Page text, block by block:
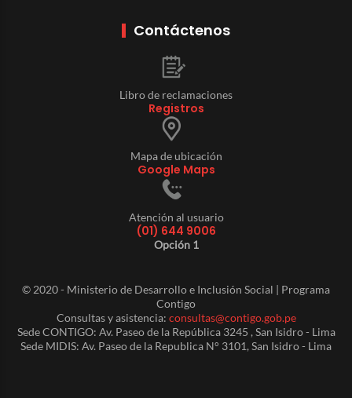
Contáctenos
Libro de reclamaciones
Registros
Mapa de ubicación
Google Maps
Atención al usuario
(01) 644 9006
Opción 1
© 2020 - Ministerio de Desarrollo e Inclusión Social | Programa
Contigo
Consultas y asistencia: consultas@contigo.gob.pe
Sede CONTIGO: Av. Paseo de la República 3245 , San Isidro - Lima
Sede MIDIS: Av. Paseo de la Republica N° 3101, San Isidro - Lima